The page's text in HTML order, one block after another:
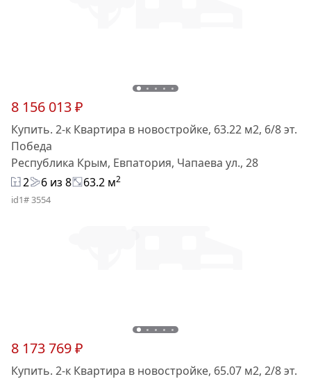
8 156 013 ₽
Купить. 2-к Квартира в новостройке, 63.22 м2, 6/8 эт.
Победа
Республика Крым, Евпатория, Чапаева ул., 28
2
6 из 8 63.2 м2
id1# 3554
8 173 769 ₽
Купить. 2-к Квартира в новостройке, 65.07 м2, 2/8 эт.